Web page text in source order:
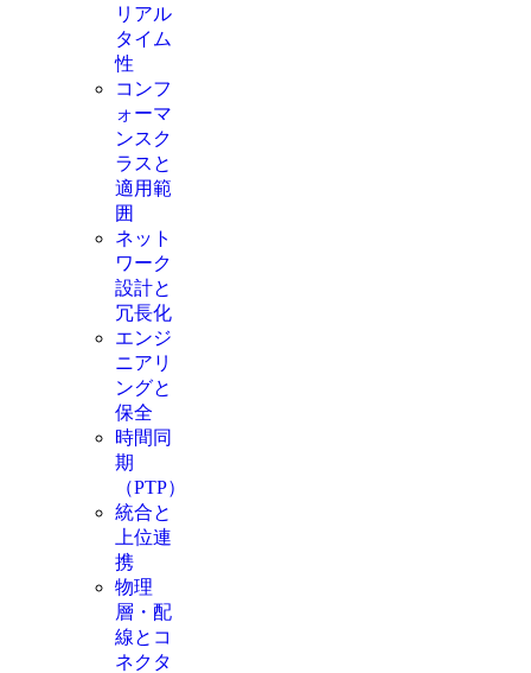
リアル
タイム
性
コンフ
ォーマ
ンスク
ラスと
適用範
囲
ネット
ワーク
設計と
冗長化
エンジ
ニアリ
ングと
保全
時間同
期
（PTP）
統合と
上位連
携
物理
層・配
線とコ
ネクタ